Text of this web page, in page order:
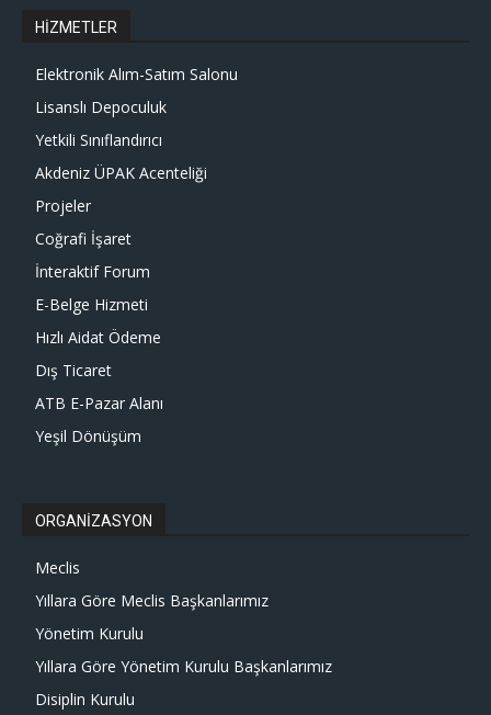
HİZMETLER
Elektronik Alım-Satım Salonu
Lisanslı Depoculuk
Yetkili Sınıflandırıcı
Akdeniz ÜPAK Acenteliği
Projeler
Coğrafi İşaret
İnteraktif Forum
E-Belge Hizmeti
Hızlı Aidat Ödeme
Dış Ticaret
ATB E-Pazar Alanı
Yeşil Dönüşüm
ORGANİZASYON
Meclis
Yıllara Göre Meclis Başkanlarımız
Yönetim Kurulu
Yıllara Göre Yönetim Kurulu Başkanlarımız
Disiplin Kurulu